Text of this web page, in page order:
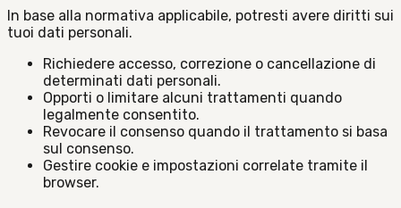
In base alla normativa applicabile, potresti avere diritti sui
tuoi dati personali.
Richiedere accesso, correzione o cancellazione di
determinati dati personali.
Opporti o limitare alcuni trattamenti quando
legalmente consentito.
Revocare il consenso quando il trattamento si basa
sul consenso.
Gestire cookie e impostazioni correlate tramite il
browser.